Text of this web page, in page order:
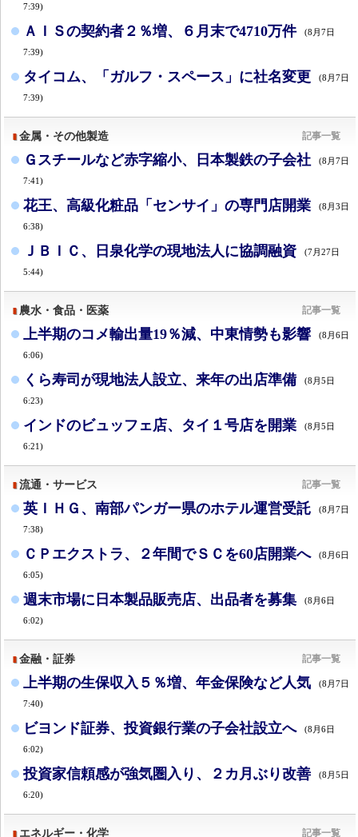
7:39)
ＡＩＳの契約者２％増、６月末で4710万件 (8月7日
7:39)
タイコム、「ガルフ・スペース」に社名変更 (8月7日
7:39)
金属・その他製造 記事一覧
Ｇスチールなど赤字縮小、日本製鉄の子会社 (8月7日
7:41)
花王、高級化粧品「センサイ」の専門店開業 (8月3日
6:38)
ＪＢＩＣ、日泉化学の現地法人に協調融資 (7月27日
5:44)
農水・食品・医薬 記事一覧
上半期のコメ輸出量19％減、中東情勢も影響 (8月6日
6:06)
くら寿司が現地法人設立、来年の出店準備 (8月5日
6:23)
インドのビュッフェ店、タイ１号店を開業 (8月5日
6:21)
流通・サービス 記事一覧
英ＩＨＧ、南部パンガー県のホテル運営受託 (8月7日
7:38)
ＣＰエクストラ、２年間でＳＣを60店開業へ (8月6日
6:05)
週末市場に日本製品販売店、出品者を募集 (8月6日
6:02)
金融・証券 記事一覧
上半期の生保収入５％増、年金保険など人気 (8月7日
7:40)
ビヨンド証券、投資銀行業の子会社設立へ (8月6日
6:02)
投資家信頼感が強気圏入り、２カ月ぶり改善 (8月5日
6:20)
エネルギー・化学 記事一覧